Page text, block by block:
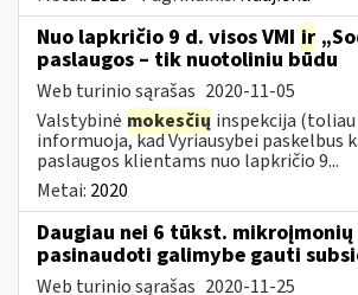
Nuo lapkričio 9 d. visos VMI ir
paslaugos – tik nuotoliniu būdu
Web turinio sąrašas 2020-11-05
Valstybinė mokesčių inspekcija (toliau
informuoja, kad Vyriausybei paskelbus
paslaugos klientams nuo lapkričio 9...
Metai: 2020
Daugiau nei 6 tūkst.
pasinaudoti galimybe gauti
Web turinio sąrašas 2020-11-25